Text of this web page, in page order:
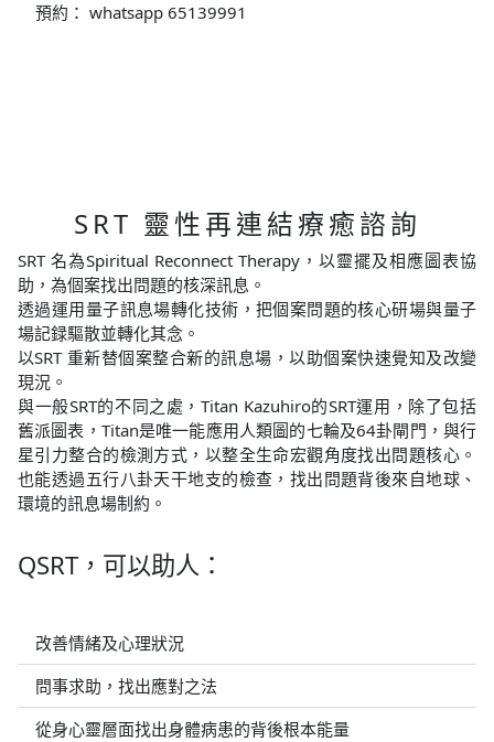
預約： whatsapp 65139991
SRT 靈性再連結療癒諮詢
SRT 名為Spiritual Reconnect Therapy，以靈擺及相應圖表協
助，為個案找出問題的核深訊息。
透過運用量子訊息場轉化技術，把個案問題的核心研場與量子
場記録驅散並轉化其念。
以SRT 重新替個案整合新的訊息場，以助個案快速覺知及改變
現況。
與一般SRT的不同之處，Titan Kazuhiro的SRT運用，除了包括
舊派圖表，Titan是唯一能應用人類圖的七輪及64卦閘門，與行
星引力整合的檢測方式，以整全生命宏觀角度找出問題核心。
也能透過五行八卦天干地支的檢查，找出問題背後來自地球、
環境的訊息場制約。
QSRT，可以助人：
改善情緒及心理狀況
問事求助，找出應對之法
從身心靈層面找出身體病患的背後根本能量